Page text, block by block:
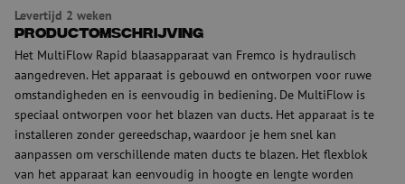
Levertijd 2 weken
Productomschrijving
Het MultiFlow Rapid blaasapparaat van Fremco is hydraulisch
aangedreven. Het apparaat is gebouwd en ontworpen voor ruwe
omstandigheden en is eenvoudig in bediening. De MultiFlow is
speciaal ontworpen voor het blazen van ducts. Het apparaat is te
installeren zonder gereedschap, waardoor je hem snel kan
aanpassen om verschillende maten ducts te blazen. Het flexblok
van het apparaat kan eenvoudig in hoogte en lengte worden